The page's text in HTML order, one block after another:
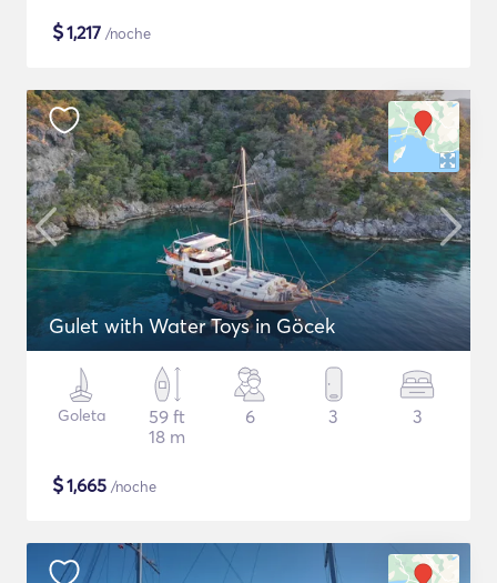
$1,217 /noche
Gulet with Water Toys in Göcek
Goleta
59 ft
18 m
6 3 3
$1,665 /noche